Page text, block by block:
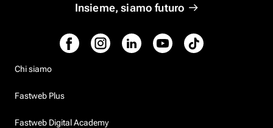
Insieme, siamo futuro
Chi siamo
Fastweb Plus
Fastweb Digital Academy